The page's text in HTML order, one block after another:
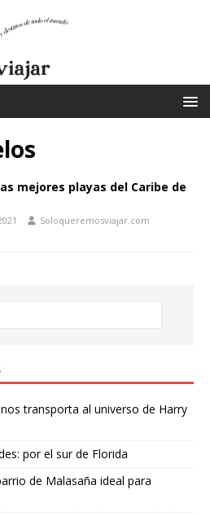
mejores playas del Caribe de
Soloqueremosviajar.com
transporta al universo de Harry
por el sur de Florida
de Malasaña ideal para